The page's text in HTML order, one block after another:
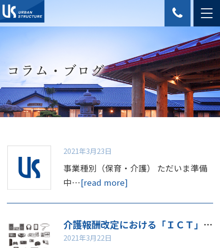
コラム・ブログ
2021年3月23日
事業種別（保育・介護） ただいま準備
中…[read more]
介護報酬改定における「ＩＣＴ」の導入と環境づくり
2021年3月22日